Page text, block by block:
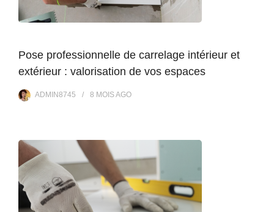
Pose professionnelle de carrelage intérieur et
extérieur : valorisation de vos espaces
ADMIN8745 8 MOISAGO